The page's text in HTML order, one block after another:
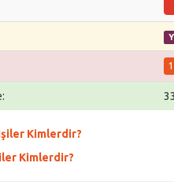
Kimlerdir?
Kimlerdir?